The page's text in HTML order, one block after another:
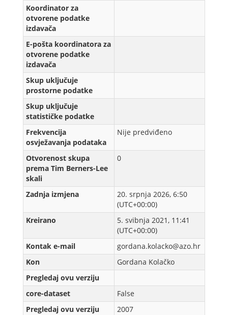
Koordinator za
otvorene podatke
izdavača
E-pošta koordinatora za
otvorene podatke
izdavača
Skup uključuje
prostorne podatke
Skup uključuje
statističke podatke
Frekvencija
osvježavanja podataka
Nije predviđeno
Otvorenost skupa
prema Tim Berners-Lee
skali
0
Zadnja izmjena
20. srpnja 2026, 6:50
(UTC+00:00)
Kreirаno
5. svibnja 2021, 11:41
(UTC+00:00)
Kontak e-mail
gordana.kolacko@azo.hr
Kon
Gordana Kolačko
Pregledaj ovu verziju
core-dataset
False
Pregledaj ovu verziju
2007